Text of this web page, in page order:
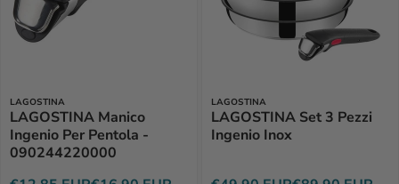
LAGOSTINA
LAGOSTINA Manico
Ingenio Per Pentola -
090244220000
LAGOSTINA
LAGOSTINA Set 3 Pezzi
Ingenio Inox